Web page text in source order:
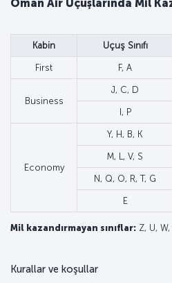
Oman Air Uçuşlarında Mil
Kabin Uçuş Sınıfı
First F, A
Business
J, C, D
I, P
Economy
Y, H, B, K
M, L, V, S
N, Q, O, R, T, G
E
Mil kazandırmayan sınıflar: Z, U, W,
Kurallar ve koşullar